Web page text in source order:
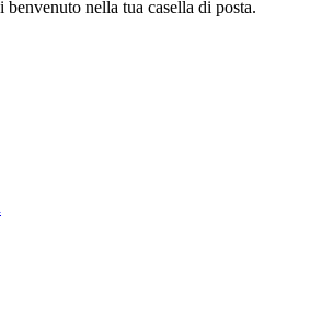
nella tua casella di posta.